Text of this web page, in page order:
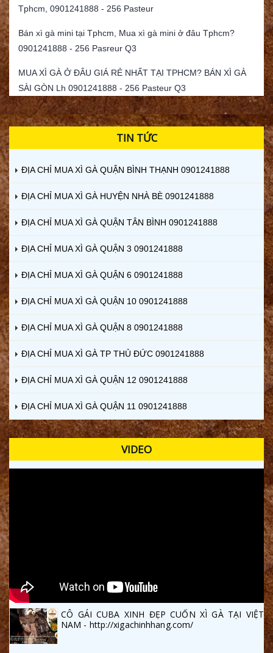
Tphcm, 0901241888 - 256 Pasteur
Bán xì gà mini tại Tphcm, Mua xì gà mini ở đâu Tphcm?
0901241888 - 256 Pasreur Q3
MUA XÌ GÀ Ở ĐÂU GIÁ RẺ NHẤT TẠI TPHCM? BÁN XÌ GÀ
SÀI GÒN Lh 0901241888 - 256 Pasteur Q3
TIN TỨC
ĐỊA CHỈ MUA XÌ GÀ QUẬN BÌNH THẠNH 0901241888
ĐỊA CHỈ MUA XÌ GÀ HUYỆN NHÀ BÈ 0901241888
ĐỊA CHỈ MUA XÌ GÀ QUẬN TÂN BÌNH 0901241888
ĐỊA CHỈ MUA XÌ GÀ QUẬN 3 0901241888
ĐỊA CHỈ MUA XÌ GÀ QUẬN 6 0901241888
ĐỊA CHỈ MUA XÌ GÀ QUẬN 10 0901241888
ĐỊA CHỈ MUA XÌ GÀ QUẬN 8 0901241888
ĐỊA CHỈ MUA XÌ GÀ TP THỦ ĐỨC 0901241888
ĐỊA CHỈ MUA XÌ GÀ QUẬN 12 0901241888
ĐỊA CHỈ MUA XÌ GÀ QUẬN 11 0901241888
VIDEO
CÔ GÁI CUBA XINH ĐẸP CUỐN XÌ GÀ TẠI VIỆT
NAM - http://xigachinhhang.com/